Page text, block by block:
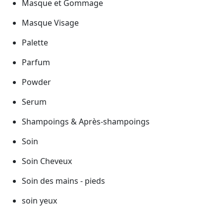
Masque et Gommage
Masque Visage
Palette
Parfum
Powder
Serum
Shampoings & Après-shampoings
Soin
Soin Cheveux
Soin des mains - pieds
soin yeux